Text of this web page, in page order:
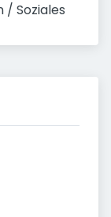
/ Soziales